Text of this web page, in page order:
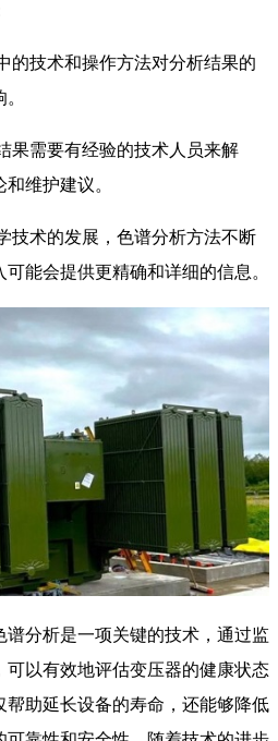
的技术和操作方法对分析结果的
果需要有经验的技术人员来解
维护建议。
技术的发展，色谱分析方法不断
能会提供更精确和详细的信息。
分析是一项关键的技术，通过监
以有效地评估变压器的健康状态
助延长设备的寿命，还能够降低